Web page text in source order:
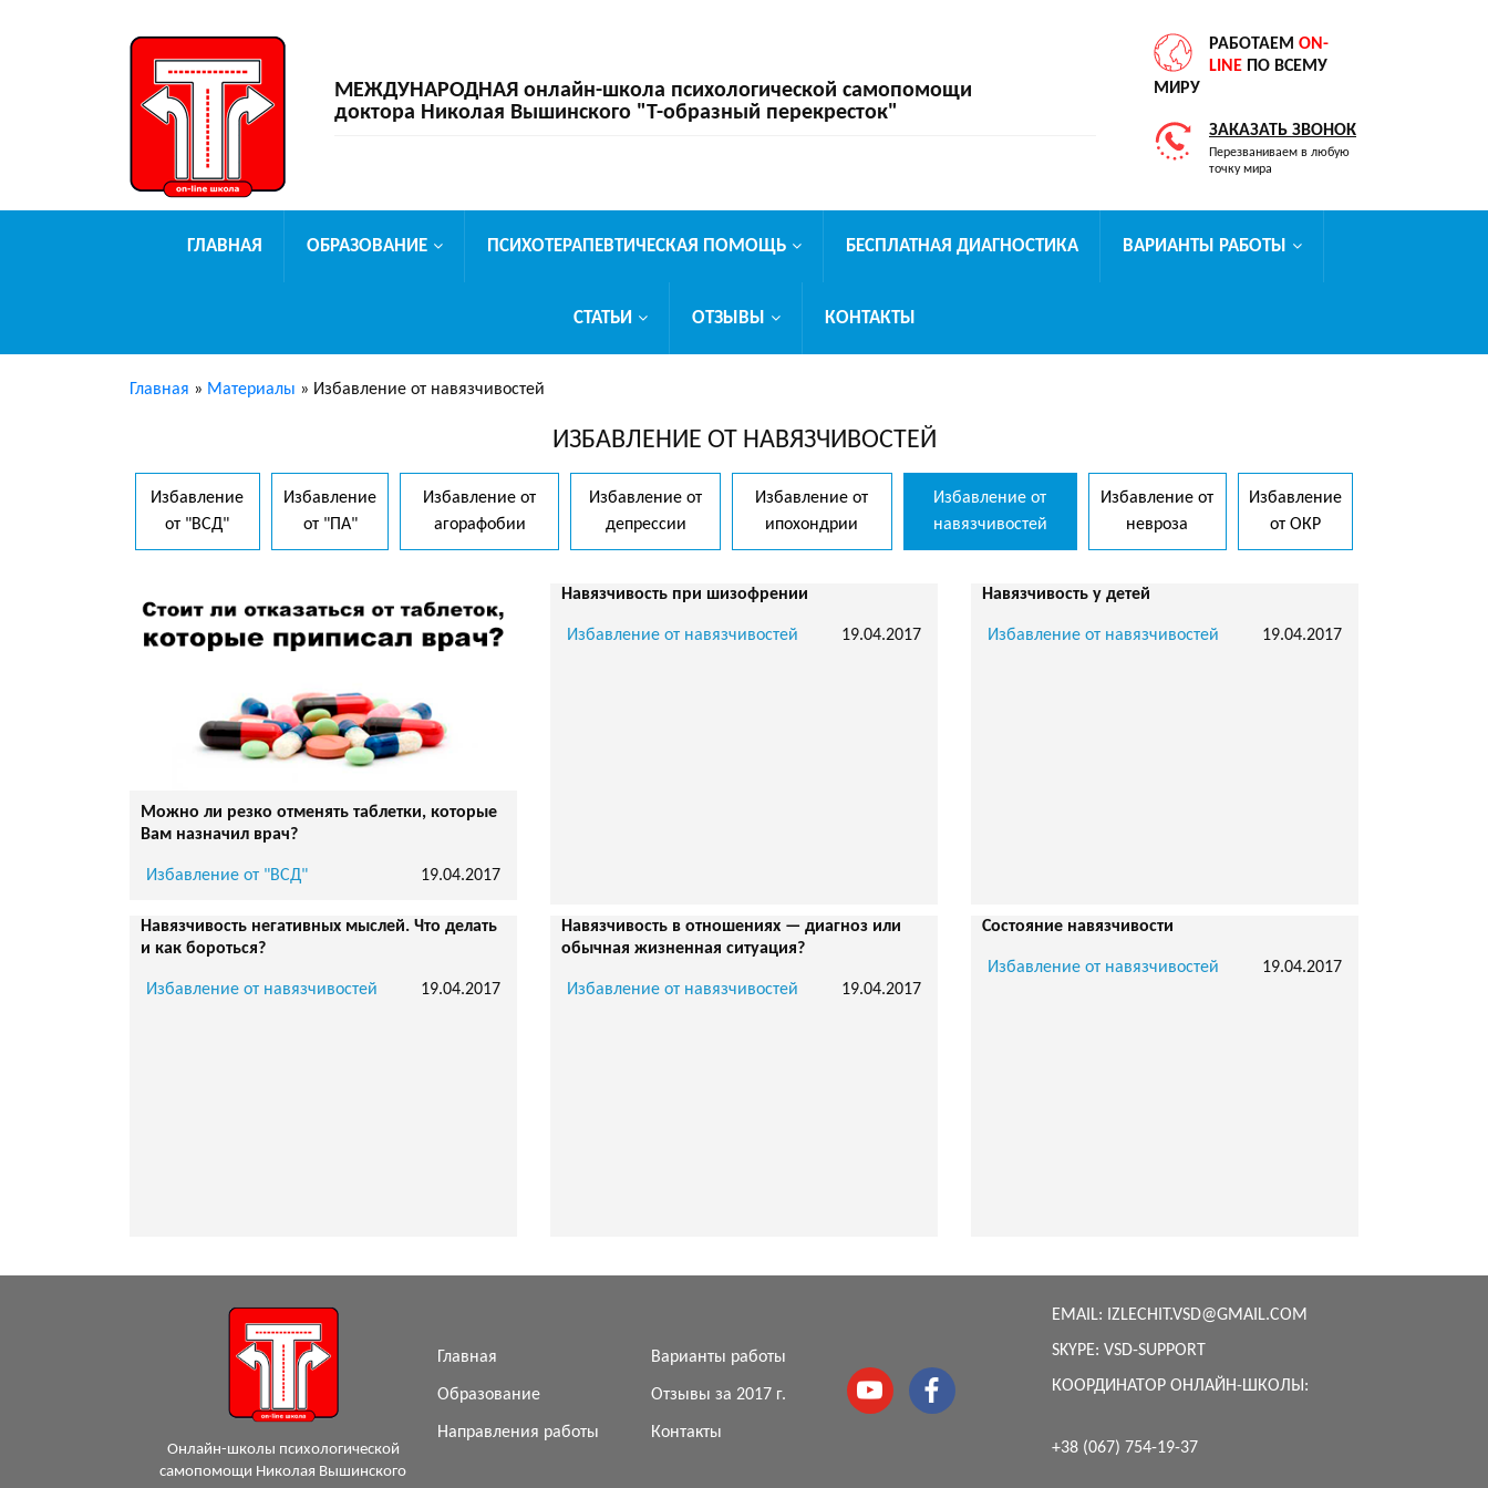
МЕЖДУНАРОДНАЯ онлайн-школа психологической самопомощи
доктора Николая Вышинского "Т-образный перекресток"
РАБОТАЕМ ON-
LINE ПО ВСЕМУ
МИРУ
ЗАКАЗАТЬ ЗВОНОК
Перезваниваем в любую
точку мира
ГЛАВНАЯ ОБРАЗОВАНИЕ ПСИХОТЕРАПЕВТИЧЕСКАЯ ПОМОЩЬ БЕСПЛАТНАЯ ДИАГНОСТИКА ВАРИАНТЫ РАБОТЫ
СТАТЬИ ОТЗЫВЫ КОНТАКТЫ
Главная » Материалы » Избавление от навязчивостей
ИЗБАВЛЕНИЕ ОТ НАВЯЗЧИВОСТЕЙ
Избавление
от "ВСД"
Избавление
от "ПА"
Избавление от
агорафобии
Избавление от
депрессии
Избавление от
ипохондрии
Избавление от
навязчивостей
Избавление от
невроза
Избавление
от ОКР
Можно ли резко отменять таблетки, которые
Вам назначил врач?
Избавление от "ВСД" 19.04.2017
Навязчивость при шизофрении
Избавление от навязчивостей 19.04.2017
Навязчивость у детей
Избавление от навязчивостей 19.04.2017
Навязчивость негативных мыслей. Что делать
и как бороться?
Избавление от навязчивостей 19.04.2017
Навязчивость в отношениях — диагноз или
обычная жизненная ситуация?
Избавление от навязчивостей 19.04.2017
Состояние навязчивости
Избавление от навязчивостей 19.04.2017
Онлайн-школы психологической
самопомощи Николая Вышинского
Главная
Образование
Направления работы
Варианты работы
Отзывы за 2017 г.
Контакты
EMAIL: IZLECHIT.VSD@GMAIL.COM
SKYPE: VSD-SUPPORT
КООРДИНАТОР ОНЛАЙН-ШКОЛЫ:
+38 (067) 754-19-37